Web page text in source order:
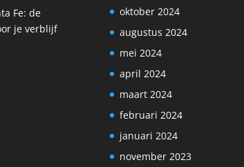
Fe: de
je verblijf
oktober 2024
augustus 2024
mei 2024
april 2024
maart 2024
februari 2024
januari 2024
november 2023